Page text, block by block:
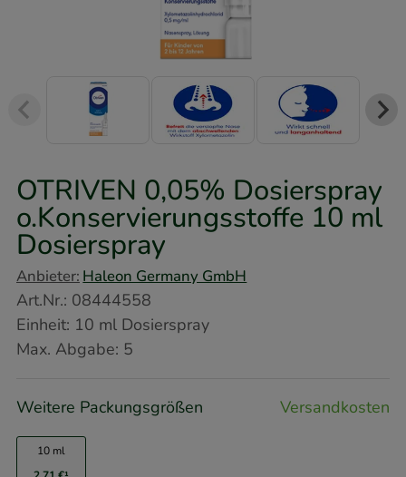
OTRIVEN 0,05% Dosierspray
o.Konservierungsstoffe 10 ml
Dosierspray
Anbieter: Haleon Germany GmbH
Art.Nr.: 08444558
Einheit: 10 mlDosierspray
Max. Abgabe: 5
Weitere Packungsgrößen Versandkosten
10 ml